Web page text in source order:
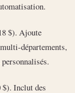
$). Ajoute
départements,
$). Inclut des